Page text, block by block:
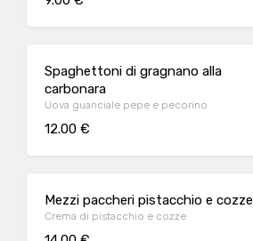
Spaghettoni di gragnano alla
carbonara
Uova guanciale pepe e pecorino
12.00 €
Mezzi paccheri pistacchio e cozze
Crema di pistacchio e cozze